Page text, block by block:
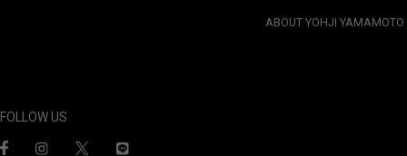
ABOUT YOHJI YAMAMOTO
FOLLOW US